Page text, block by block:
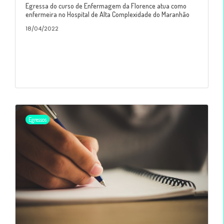
Egressa do curso de Enfermagem da Florence atua como
enfermeira no Hospital de Alta Complexidade do Maranhão
18/04/2022
Egressos